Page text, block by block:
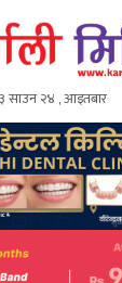
साउन २४ , आइतबार